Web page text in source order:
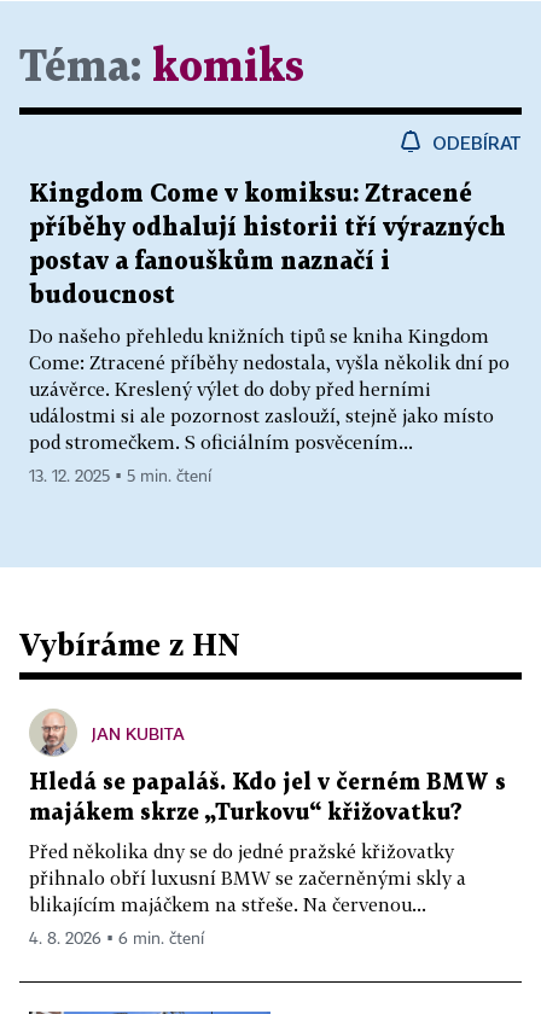
Téma: komiks
ODEBÍRAT
Kingdom Come v komiksu: Ztracené
příběhy odhalují historii tří výrazných
postav a fanouškům naznačí i
budoucnost
Do našeho přehledu knižních tipů se kniha Kingdom
Come: Ztracené příběhy nedostala, vyšla několik dní po
uzávěrce. Kreslený výlet do doby před herními
událostmi si ale pozornost zaslouží, stejně jako místo
pod stromečkem. S oficiálním posvěcením...
13. 12. 2025 ▪ 5 min. čtení
Vybíráme z HN
JAN KUBITA
Hledá se papaláš. Kdo jel v černém BMW s
majákem skrze „Turkovu“ křižovatku?
Před několika dny se do jedné pražské křižovatky
přihnalo obří luxusní BMW se začerněnými skly a
blikajícím majáčkem na střeše. Na červenou...
4. 8. 2026 ▪ 6 min. čtení